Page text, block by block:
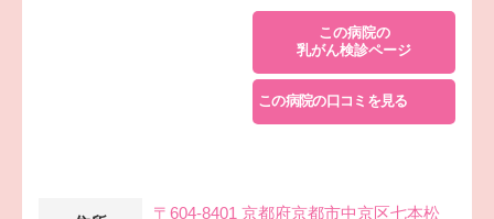
この病院の
乳がん検診ページ
この病院の口コミを見る
〒604-8401 京都府京都市中京区七本松